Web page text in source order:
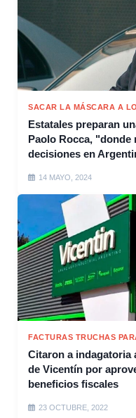
SACAR LA MÁSCARA A
Estatales preparan
Paolo Rocca, "donde
decisiones en
14 MAYO, 2024
FACTURAS TRUCHAS
Citaron a indagatoria
de Vicentín por
beneficios fiscales
23 OCTUBRE, 2022